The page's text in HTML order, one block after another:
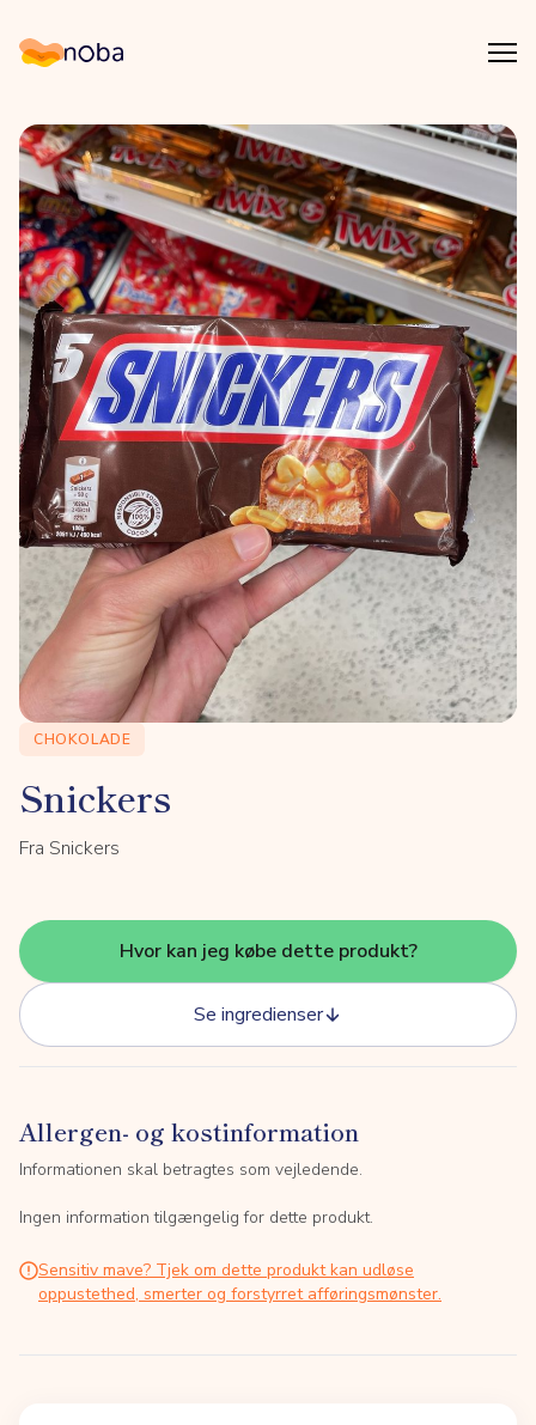
Noba
CHOKOLADE
Snickers
Fra Snickers
Hvor kan jeg købe dette produkt?
Se ingredienser
Allergen- og kostinformation
Informationen skal betragtes som vejledende.
Ingen information tilgængelig for dette produkt.
Sensitiv mave? Tjek om dette produkt kan udløse
oppustethed, smerter og forstyrret afføringsmønster.